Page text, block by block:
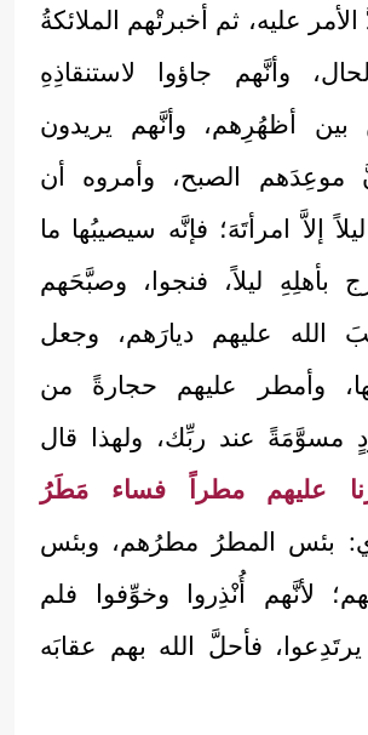
عليه، ثم أخبرتْهم الملائكةُ
وأنَّهم جاؤوا لاستنقاذِهِ
بين أظهُرِهم، وأنَّهم يريدون
موعِدَهم الصبح، وأمروه أن
إلاَّ امرأتَهَ؛ فإنَّه سيصيبُها ما
بأهلِهِ ليلاً، فنجوا، وصبَّحَهم
الله عليهم ديارَهم، وجعل
وأمطر عليهم حجارةً من
مسوَّمَةً عند ربِّك، ولهذا قال
عليهم مطراً فساء مَطَرُ
بئس المطرُ مطرُهم، وبئس
لأنَّهم أُنْذِروا وخوِّفوا فلم
فأحلَّ الله بهم عقابَه